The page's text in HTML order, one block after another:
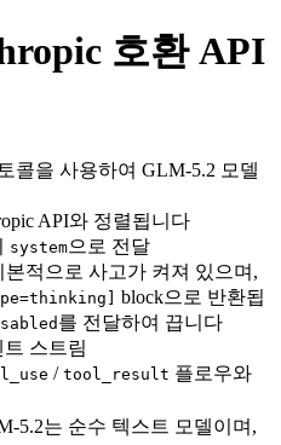
호환 API
콜을 사용하여 GLM-5.2 모델
API와 정렬됩니다
system으로 전달
본적으로 사고가 켜져 있으며,
block으로 반환됩
를 전달하여 끕니다
트 스트림
/ tool_result 플로우와
5.2는 순수 텍스트 모델이며,